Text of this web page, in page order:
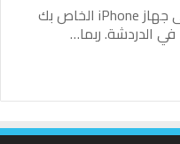
قد ترغب في ترك محادثة جماعية على جهاز iPhone الخاص بك
الدردشة. ربما…